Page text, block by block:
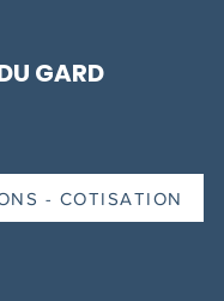
GARD
- COTISATION